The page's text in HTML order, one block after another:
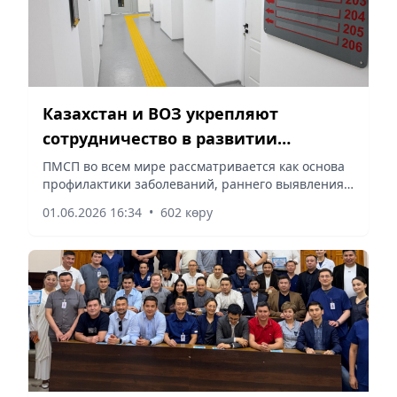
Казахстан и ВОЗ укрепляют
сотрудничество в развитии
первичной медико-санитарной
помощи
ПМСП во всем мире рассматривается как основа
профилактики заболеваний, раннего выявления
помощи и снижения нагрузки на стационарное
01.06.2026 16:34 • 602 көру